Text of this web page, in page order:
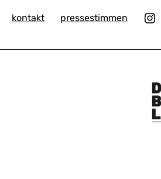
kontakt pressestimmen